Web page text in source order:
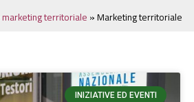
territoriale » Marketing territoriale
INIZIATIVE ED EVENTI